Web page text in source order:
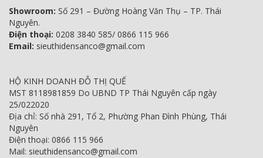
Showroom: Số 291 – Đường Hoàng Văn Thụ – TP. Thái
Nguyên.
Điện thoại: 0208 3840 585/ 0866 115 966
Email: sieuthidensanco@gmail.com
HỘ KINH DOANH ĐỖ THỊ QUẾ
MST 8118981859 Do UBND TP Thái Nguyên cấp ngày
25/022020
Địa chỉ: Số nhà 291, Tổ 2, Phường Phan Đình Phùng, Thái
Nguyên
Điện thoại: 0866 115 966
Mail: sieuthidensanco@gmail.com